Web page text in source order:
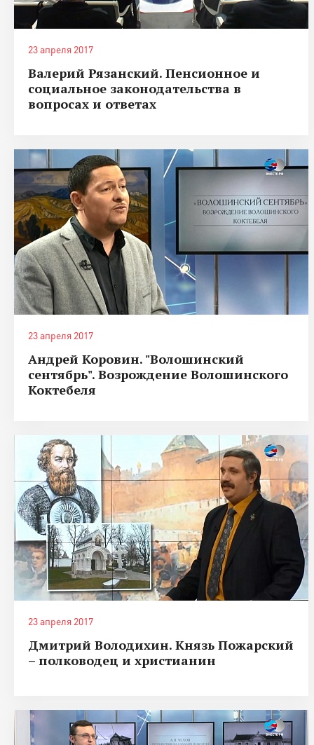
23 апреля 2017
Валерий Рязанский. Пенсионное и
социальное законодательства в
вопросах и ответах
23 апреля 2017
Андрей Коровин. "Волошинский
сентябрь". Возрождение Волошинского
Коктебеля
23 апреля 2017
Дмитрий Володихин. Князь Пожарский
– полководец и христианин